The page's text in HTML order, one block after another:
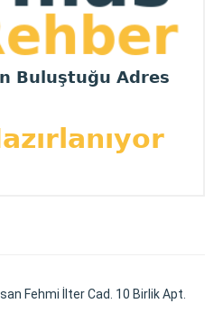
Fehmi İlter Cad. 10 Birlik Apt.